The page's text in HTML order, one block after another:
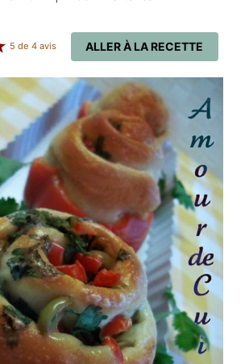
ALLER À LA RECETTE
5 de4 avis